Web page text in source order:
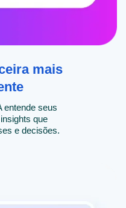
mais
entende seus
que
e decisões.